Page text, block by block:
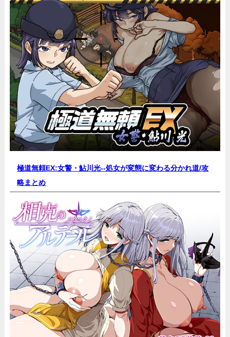
極道無頼EX:女警・鮎川光--処女が変態に変わる分かれ道/攻
略まとめ